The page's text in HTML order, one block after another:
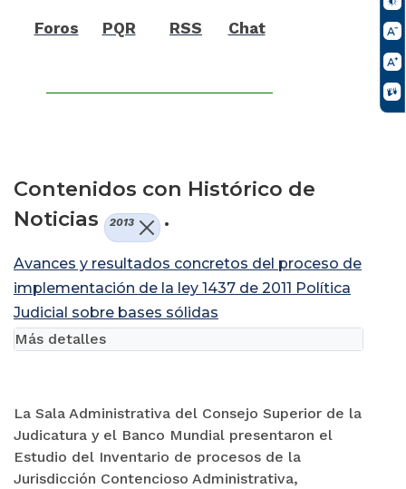
Foros PQR RSS Chat
Contenidos con Histórico de
Noticias
2013 .
Avances y resultados concretos del proceso de
implementación de la ley 1437 de 2011 Política
Judicial sobre bases sólidas
La Sala Administrativa del Consejo Superior de la
Judicatura y el Banco Mundial presentaron el
Estudio del Inventario de procesos de la
Jurisdicción Contencioso Administrativa,
Más detalles